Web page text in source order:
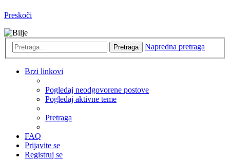
Preskoči
Pretraga Napredna pretraga
Brzi linkovi
Pogledaj neodgovorene postove
Pogledaj aktivne teme
Pretraga
FAQ
Prijavite se
Registruj se